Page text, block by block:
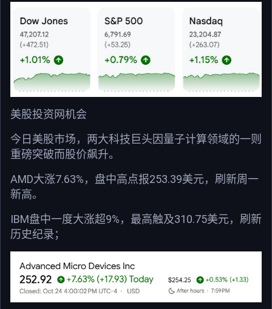
美股投资网机会
今日美股市场，两大科技巨头因量子计算领域的一则
重磅突破而股价飙升。
AMD大涨7.63%，盘中高点报253.39美元，刷新周一
新高。
IBM盘中一度大涨超9%，最高触及310.75美元，刷新
历史纪录；